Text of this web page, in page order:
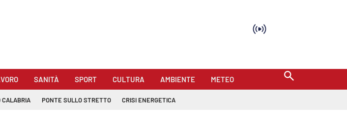
SANITÀ SPORT CULTURA AMBIENTE METEO
CALABRIA PONTE SULLO STRETTO CRISI ENERGETICA